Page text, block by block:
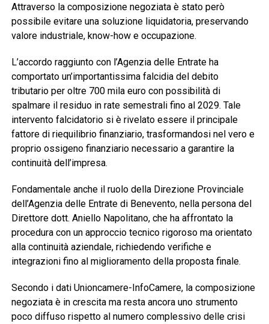
Attraverso la composizione negoziata è stato però
possibile evitare una soluzione liquidatoria, preservando
valore industriale, know-how e occupazione.
L’accordo raggiunto con l’Agenzia delle Entrate ha
comportato un’importantissima falcidia del debito
tributario per oltre 700 mila euro con possibilità di
spalmare il residuo in rate semestrali fino al 2029. Tale
intervento falcidatorio si è rivelato essere il principale
fattore di riequilibrio finanziario, trasformandosi nel vero e
proprio ossigeno finanziario necessario a garantire la
continuità dell’impresa.
Fondamentale anche il ruolo della Direzione Provinciale
dell’Agenzia delle Entrate di Benevento, nella persona del
Direttore dott. Aniello Napolitano, che ha affrontato la
procedura con un approccio tecnico rigoroso ma orientato
alla continuità aziendale, richiedendo verifiche e
integrazioni fino al miglioramento della proposta finale.
Secondo i dati Unioncamere-InfoCamere, la composizione
negoziata è in crescita ma resta ancora uno strumento
poco diffuso rispetto al numero complessivo delle crisi